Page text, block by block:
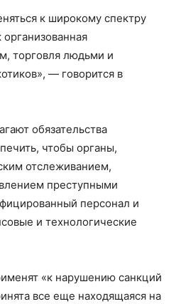
к широкому спектру
торговля людьми и
— говорится в
обязательства
чтобы органы,
отслеживанием,
преступными
персонал и
и технологические
«к нарушению санкций
все еще находящаяся на